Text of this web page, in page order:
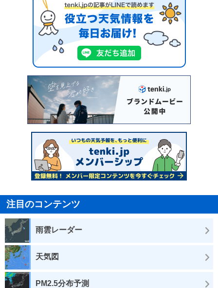
注目のコンテンツ
雨雲レーダー
天気図
PM2.5分布予測